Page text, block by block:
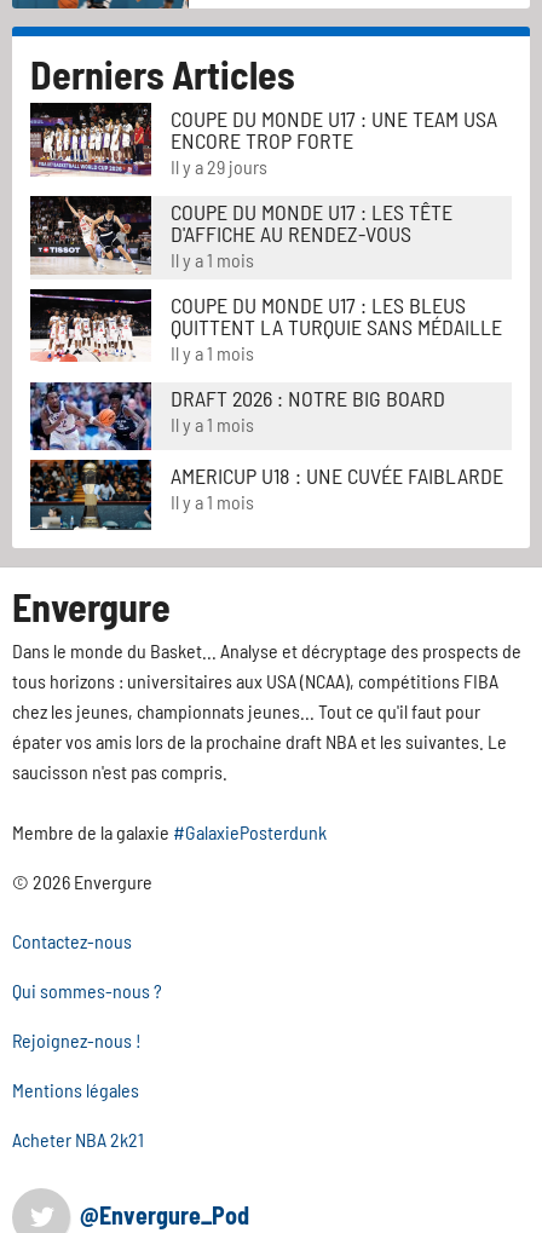
Derniers Articles
COUPE DU MONDE U17 : UNE TEAM USA
ENCORE TROP FORTE
Il y a 29 jours
COUPE DU MONDE U17 : LES TÊTE
D'AFFICHE AU RENDEZ-VOUS
Il y a 1 mois
COUPE DU MONDE U17 : LES BLEUS
QUITTENT LA TURQUIE SANS MÉDAILLE
Il y a 1 mois
DRAFT 2026 : NOTRE BIG BOARD
Il y a 1 mois
AMERICUP U18 : UNE CUVÉE FAIBLARDE
Il y a 1 mois
Envergure
Dans le monde du Basket... Analyse et décryptage des prospects de
tous horizons : universitaires aux USA (NCAA), compétitions FIBA
chez les jeunes, championnats jeunes... Tout ce qu'il faut pour
épater vos amis lors de la prochaine draft NBA et les suivantes. Le
saucisson n'est pas compris.
Membre de la galaxie #GalaxiePosterdunk
© 2026 Envergure
Contactez-nous
Qui sommes-nous ?
Rejoignez-nous !
Mentions légales
Acheter NBA 2k21
@Envergure_Pod